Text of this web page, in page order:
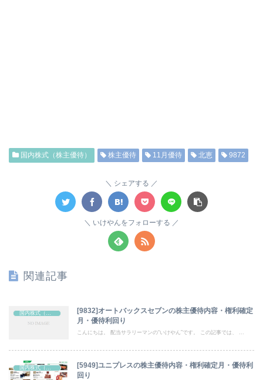
国内株式（株主優待） 株主優待 11月優待 北恵 9872
シェアする
いけやんをフォローする
関連記事
国内株式（株主優待）
[9832]オートバックスセブンの株主優待内容・権利確定
月・優待利回り
こんにちは。 配当サラリーマンの“いけやん”です。 この記事では、 ...
国内株式（株主優待）
[5949]ユニプレスの株主優待内容・権利確定月・優待利
回り